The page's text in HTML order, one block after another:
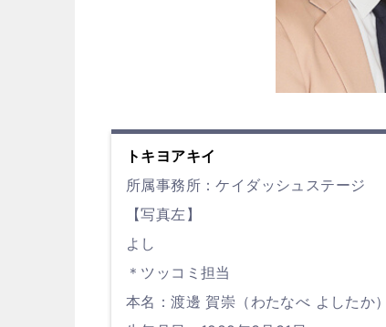
トキヨアキイ
所属事務所：ケイダッシュステージ
【写真左】
よし
＊ツッコミ担当
本名：渡邊 賀崇（わたなべ よしたか）